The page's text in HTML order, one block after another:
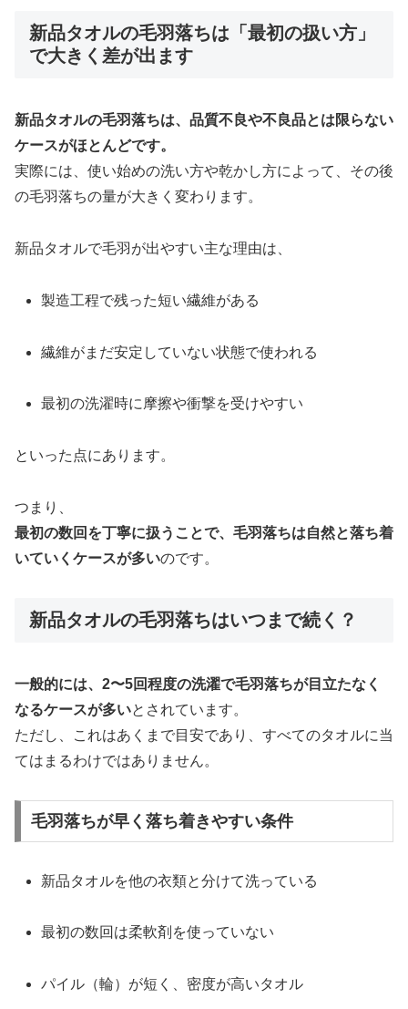
新品タオルの毛羽落ちは「最初の扱い方」
で大きく差が出ます
新品タオルの毛羽落ちは、品質不良や不良品とは限らない
ケースがほとんどです。
実際には、使い始めの洗い方や乾かし方によって、その後
の毛羽落ちの量が大きく変わります。
新品タオルで毛羽が出やすい主な理由は、
製造工程で残った短い繊維がある
繊維がまだ安定していない状態で使われる
最初の洗濯時に摩擦や衝撃を受けやすい
といった点にあります。
つまり、
最初の数回を丁寧に扱うことで、毛羽落ちは自然と落ち着
いていくケースが多いのです。
新品タオルの毛羽落ちはいつまで続く？
一般的には、2〜5回程度の洗濯で毛羽落ちが目立たなく
なるケースが多いとされています。
ただし、これはあくまで目安であり、すべてのタオルに当
てはまるわけではありません。
毛羽落ちが早く落ち着きやすい条件
新品タオルを他の衣類と分けて洗っている
最初の数回は柔軟剤を使っていない
パイル（輪）が短く、密度が高いタオル